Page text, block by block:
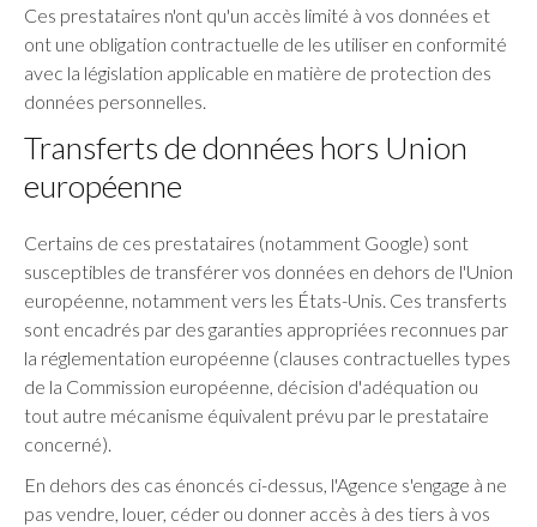
Ces prestataires n'ont qu'un accès limité à vos données et
ont une obligation contractuelle de les utiliser en conformité
avec la législation applicable en matière de protection des
données personnelles.
Transferts de données hors Union
européenne
Certains de ces prestataires (notamment Google) sont
susceptibles de transférer vos données en dehors de l'Union
européenne, notamment vers les États-Unis. Ces transferts
sont encadrés par des garanties appropriées reconnues par
la réglementation européenne (clauses contractuelles types
de la Commission européenne, décision d'adéquation ou
tout autre mécanisme équivalent prévu par le prestataire
concerné).
En dehors des cas énoncés ci-dessus, l'Agence s'engage à ne
pas vendre, louer, céder ou donner accès à des tiers à vos